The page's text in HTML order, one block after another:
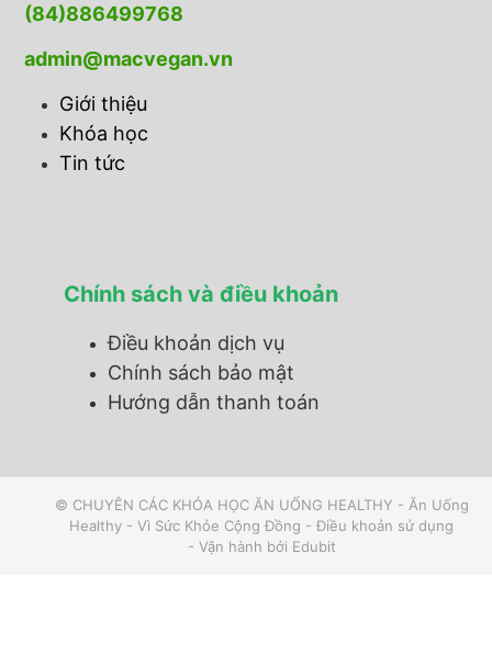
(84)886499768
admin@macvegan.vn
Giới thiệu
Khóa học
Tin tức
Chính sách và điều khoản
Điều khoản dịch vụ
Chính sách bảo mật
Hướng dẫn thanh toán
© CHUYÊN CÁC KHÓA HỌC ĂN UỐNG HEALTHY - Ăn Uống
Healthy - Vì Sức Khỏe Cộng Đồng - Điều khoản sử dụng
- Vận hành bởi Edubit